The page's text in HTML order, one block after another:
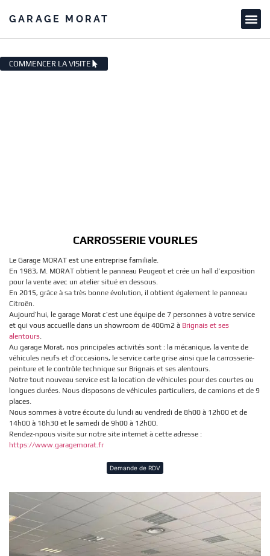
GARAGE MORAT
COMMENCER LA VISITE
CARROSSERIE VOURLES
Le Garage MORAT est une entreprise familiale.
En 1983, M. MORAT obtient le panneau Peugeot et crée un hall d’exposition
pour la vente avec un atelier situé en dessous.
En 2015, grâce à sa très bonne évolution, il obtient également le panneau
Citroën.
Aujourd’hui, le garage Morat c’est une équipe de 7 personnes à votre service
et qui vous accueille dans un showroom de 400m2 à Brignais et ses
alentours.
Au garage Morat, nos principales activités sont : la mécanique, la vente de
véhicules neufs et d’occasions, le service carte grise ainsi que la carrosserie-
peinture et le contrôle technique sur Brignais et ses alentours.
Notre tout nouveau service est la location de véhicules pour des courtes ou
longues durées. Nous disposons de véhicules particuliers, de camions et de 9
places.
Nous sommes à votre écoute du lundi au vendredi de 8h00 à 12h00 et de
14h00 à 18h30 et le samedi de 9h00 à 12h00.
Rendez-npous visite sur notre site internet à cette adresse :
https://www.garagemorat.fr
Demande de RDV